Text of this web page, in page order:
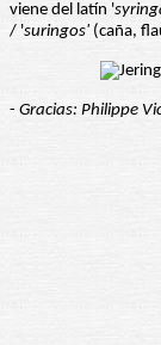
viene del latín '
/ 'suringos' (caña,
- Gracias: Philippe